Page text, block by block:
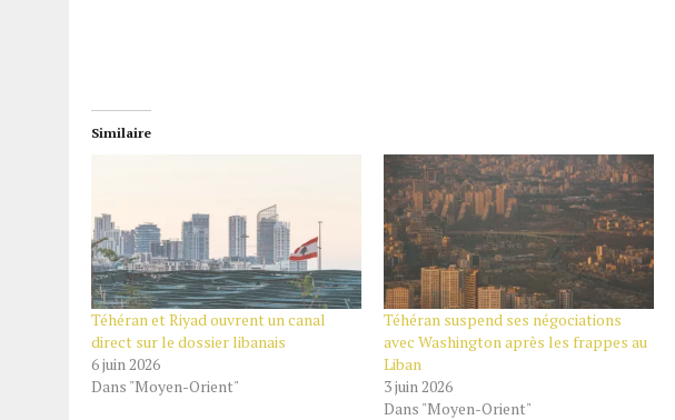
Similaire
Téhéran et Riyad ouvrent un canal
direct sur le dossier libanais
6 juin 2026
Dans "Moyen-Orient"
Téhéran suspend ses négociations
avec Washington après les frappes au
Liban
3 juin 2026
Dans "Moyen-Orient"